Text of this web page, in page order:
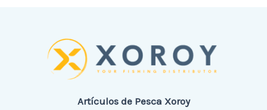
Artículos de Pesca Xoroy